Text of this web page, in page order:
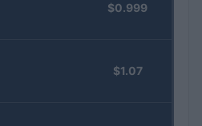
$0.999
$1.07